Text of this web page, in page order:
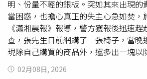
號，沒辦法證明是她發出的所以結案！
(那是我兒子在校園躺在擔架上急救人
果還下標題最美的風景，如此冷血之
他所為)，法院有真正去查他們的IP嗎
證明非他們所為，而非只是請網路業者
都可以依照發文就很快找到發文者是
好！我問二審法官們，你們到底在保護
明、份量不輕的銀板。突如其來出現的
當困惑，也擔心真正的失主心急如焚，
《瀟湘晨報》報導，警方獲報後迅速
查，張先生日前網購了一張椅子，當晚
現除自己購買的商品外，還多出一塊以
屬塊，打開後確認為一塊長方形銀板
量及外包裝物流資訊，確認銀板重約
02月08日, 2026